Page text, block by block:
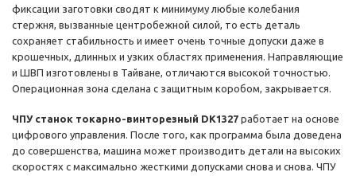
фиксации заготовки сводят к минимуму любые колебания
стержня, вызванные центробежной силой, то есть деталь
сохраняет стабильность и имеет очень точные допуски даже в
крошечных, длинных и узких областях применения. Направляющие
и ШВП изготовлены в Тайване, отличаются высокой точностью.
Операционная зона сделана с защитным коробом, закрывается.
ЧПУ станок токарно-винторезный DK1327 работает на основе
цифрового управления. После того, как программа была доведена
до совершенства, машина может производить детали на высоких
скоростях с максимально жесткими допусками снова и снова. ЧПУ